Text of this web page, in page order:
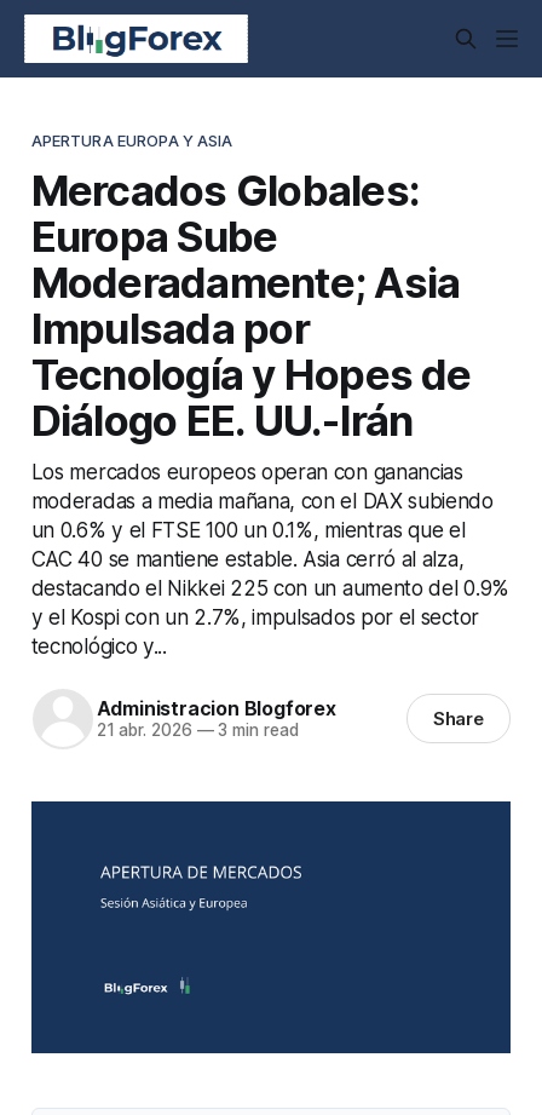
APERTURA EUROPA Y ASIA
Mercados Globales:
Europa Sube
Moderadamente; Asia
Impulsada por
Tecnología y Hopes de
Diálogo EE. UU.-Irán
Los mercados europeos operan con ganancias
moderadas a media mañana, con el DAX subiendo
un 0.6% y el FTSE 100 un 0.1%, mientras que el
CAC 40 se mantiene estable. Asia cerró al alza,
destacando el Nikkei 225 con un aumento del 0.9%
y el Kospi con un 2.7%, impulsados por el sector
tecnológico y...
Administracion Blogforex
21 abr. 2026 —3 min read Share